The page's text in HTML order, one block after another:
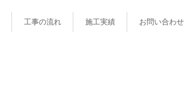
工事の流れ 施工実績 お問い合わせ